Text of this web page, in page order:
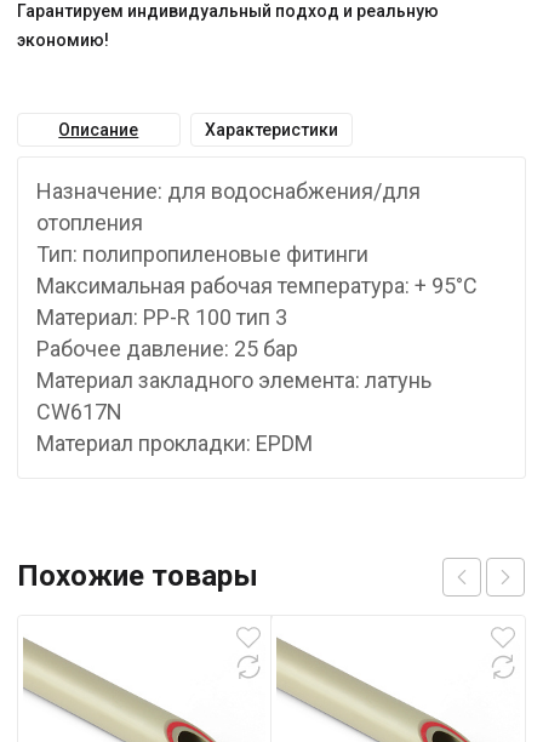
Гарантируем индивидуальный подход и реальную
экономию!
Описание Характеристики
Назначение: для водоснабжения/для
отопления
Тип: полипропиленовые фитинги
Максимальная рабочая температура: + 95°С
Материал: PP-R 100 тип 3
Рабочее давление: 25 бар
Материал закладного элемента: латунь
CW617N
Материал прокладки: EPDM
Похожие товары